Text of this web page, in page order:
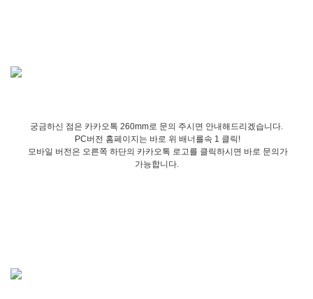
궁금하신 점은 카카오톡 260mm로 문의 주시면 안내해드리겠습니다.
PC버전 홈페이지는 바로 위 배너를속 1 클릭!
모바일 버전은 오른쪽 하단의 카카오톡 로고를 클릭하시면 바로 문의가
가능합니다.